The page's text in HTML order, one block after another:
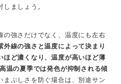
ましょう。
の強さだけでなく、温度にも左右
外線の強さと温度によって決まり
ほど濃くなり、温度が高いほど薄
高温の夏季では発色が抑制される傾
まぶしさを防ぐ場合は、別途サン